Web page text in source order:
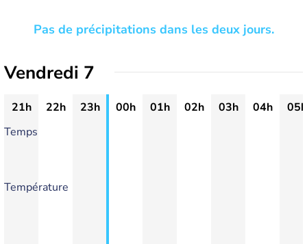
Pas de précipitations dans les deux jours.
Vendredi 7
21h 22h 23h 00h 01h 02h 03h 04h
05h
Temps
Température